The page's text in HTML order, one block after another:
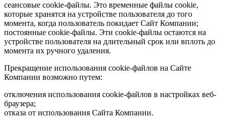
сеансовые cookie-файлы. Это временные файлы cookie,
которые хранятся на устройстве пользователя до того
момента, когда пользователь покидает Сайт Компании;
постоянные cookie-файлы. Эти cookie-файлы остаются на
устройстве пользователя на длительный срок или вплоть до
момента их ручного удаления.
Прекращение использования cookie-файлов на Сайте
Компании возможно путем:
отключения использования cookie-файлов в настройках веб-
браузера;
отказа от использования Сайта Компании.